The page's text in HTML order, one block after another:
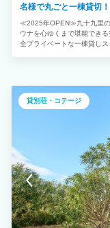
名様で丸ごと一棟貸切！
≪2025年OPEN≫九十九里の
ウナを心ゆくまで堪能でき
全プライベートな一棟貸し
特徴・設備】 ■最大5名様ま
備：薪仕様の湿式サウナ。
呂完備：水風呂とお湯の両
ンロ、キッチン用品、洗濯
利用可能：BBQグリル有り
番号を入力して入室いただ
ス：海まで徒歩約3分の好立
利なスーパー・道の駅も車で
貸別荘・コテージ